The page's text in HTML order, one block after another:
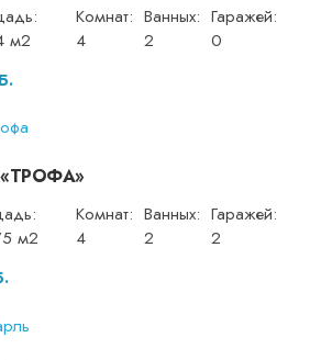
м2
Комнат:
4
Ванных:
2
Гаражей:
0
м2
Комнат:
4
Ванных:
2
Гаражей:
2